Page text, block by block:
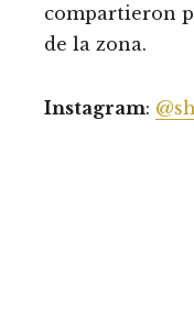
compartieron
de la zona.
Instagram: